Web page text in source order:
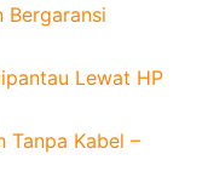
Bergaransi
Lewat HP
Tanpa Kabel –